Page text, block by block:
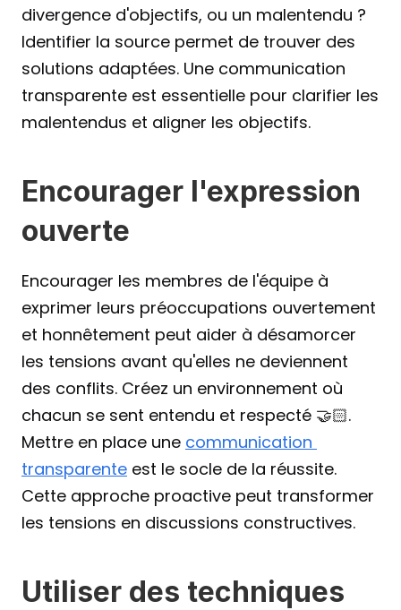
divergence d'objectifs, ou un malentendu ?
Identifier la source permet de trouver des
solutions adaptées. Une communication
transparente est essentielle pour clarifier les
malentendus et aligner les objectifs.
Encourager l'expression
ouverte
Encourager les membres de l'équipe à
exprimer leurs préoccupations ouvertement
et honnêtement peut aider à désamorcer
les tensions avant qu'elles ne deviennent
des conflits. Créez un environnement où
chacun se sent entendu et respecté 🤝🏻.
Mettre en place une communication
transparente est le socle de la réussite.
Cette approche proactive peut transformer
les tensions en discussions constructives.
Utiliser des techniques